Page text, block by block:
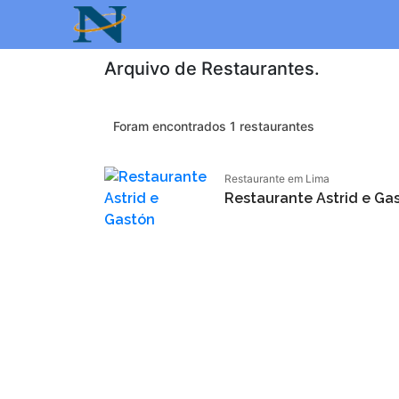
Arquivo de Restaurantes.
Foram encontrados 1 restaurantes
Restaurante em Lima
Restaurante Astrid e